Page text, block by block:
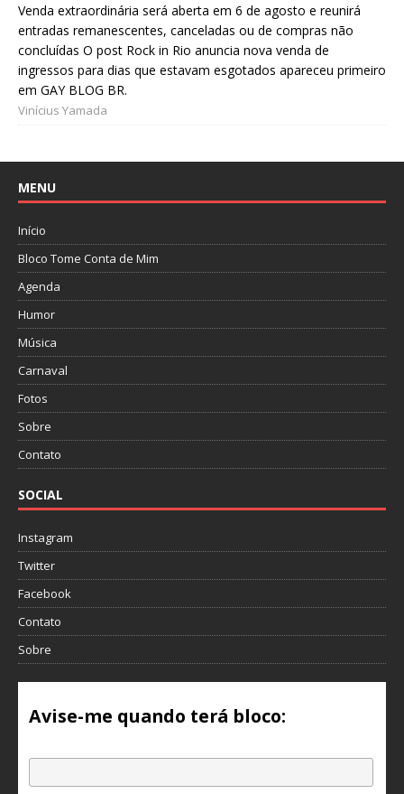
Venda extraordinária será aberta em 6 de agosto e reunirá
entradas remanescentes, canceladas ou de compras não
concluídas O post Rock in Rio anuncia nova venda de
ingressos para dias que estavam esgotados apareceu primeiro
em GAY BLOG BR.
Vinícius Yamada
MENU
Início
Bloco Tome Conta de Mim
Agenda
Humor
Música
Carnaval
Fotos
Sobre
Contato
SOCIAL
Instagram
Twitter
Facebook
Contato
Sobre
Avise-me quando terá bloco: